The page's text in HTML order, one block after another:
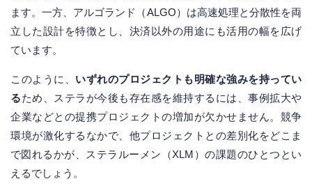
ます。一方、アルゴランド（ALGO）は高速処理と分散性を両
立した設計を特徴とし、決済以外の用途にも活用の幅を広げ
ています。
このように、 いずれのプロジェクトも明確な強みを持ってい
るため、ステラが今後も存在感を維持するには、事例拡大や
企業などとの提携プロジェクトの増加が欠かせません。競争
環境が激化するなかで、他プロジェクトとの差別化をどこま
で図れるかが、ステラルーメン（XLM）の課題のひとつとい
えるでしょう。